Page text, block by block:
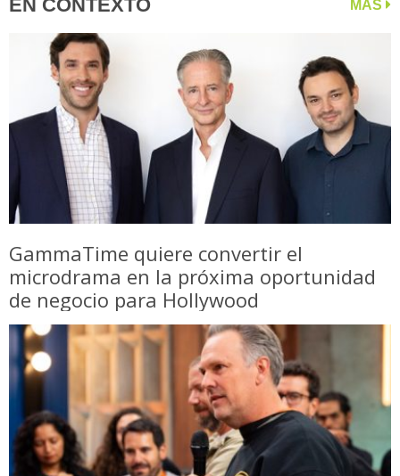
EN CONTEXTO MÁS
GammaTime quiere convertir el
microdrama en la próxima oportunidad
de negocio para Hollywood